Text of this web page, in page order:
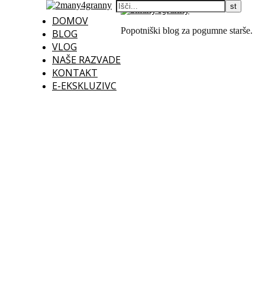
DOMOV
BLOG
VLOG
NAŠE RAZVADE
KONTAKT
E-EKSKLUZIVC
Popotniški blog za pogumne starše.